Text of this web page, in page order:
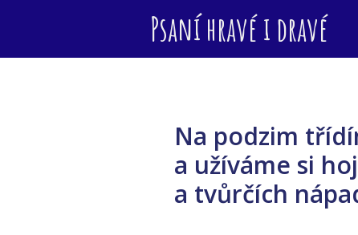
Psaní hravé i dravé
Na podzim
a užíváme si
a tvůrčích